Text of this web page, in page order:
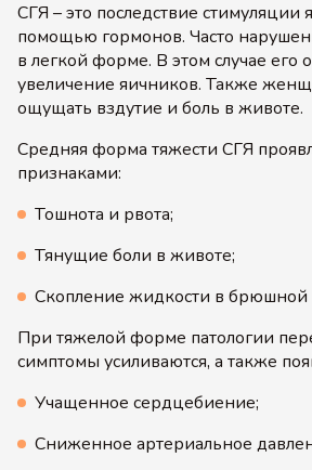
СГЯ – это последствие стимуляции
помощью гормонов. Часто
в легкой форме. В этом случае его
увеличение яичников. Также
ощущать вздутие и боль в животе.
Средняя форма тяжести СГЯ
признаками:
Тошнота и рвота;
Тянущие боли в животе;
Скопление жидкости в брюшной
При тяжелой форме патологии
симптомы усиливаются, а также
Учащенное сердцебиение;
Сниженное артериальное